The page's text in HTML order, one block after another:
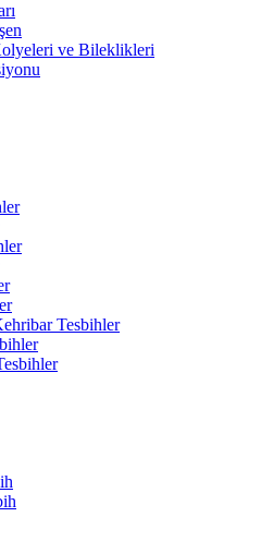
ve Bileklikleri
Tesbihler